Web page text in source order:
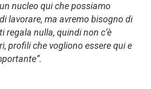
nucleo qui che possiamo
lavorare, ma avremo bisogno di
regala nulla, quindi non c’è
profili che vogliono essere qui e